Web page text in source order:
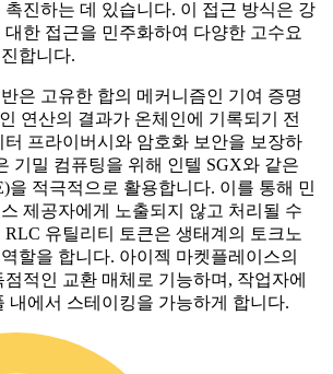
진하는 데 있습니다. 이 접근 방식은 강
한 접근을 민주화하여 다양한 고수요
합니다.
은 고유한 합의 메커니즘인 기여 증명
연산의 결과가 온체인에 기록되기 전
터 프라이버시와 암호화 보안을 보장하
기밀 컴퓨팅을 위해 인텔 SGX와 같은
을 적극적으로 활용합니다. 이를 통해 민
제공자에게 노출되지 않고 처리될 수
유틸리티 토큰은 생태계의 토크노
할을 합니다. 아이젝 마켓플레이스의
적인 교환 매체로 기능하며, 작업자에
내에서 스테이킹을 가능하게 합니다.